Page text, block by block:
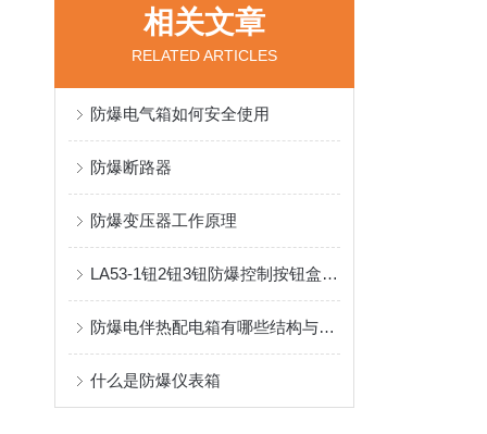
相关文章
RELATED ARTICLES
防爆电气箱如何安全使用
防爆断路器
防爆变压器工作原理
LA53-1钮2钮3钮防爆控制按钮盒参数说明
防爆电伴热配电箱有哪些结构与功能特点？
什么是防爆仪表箱